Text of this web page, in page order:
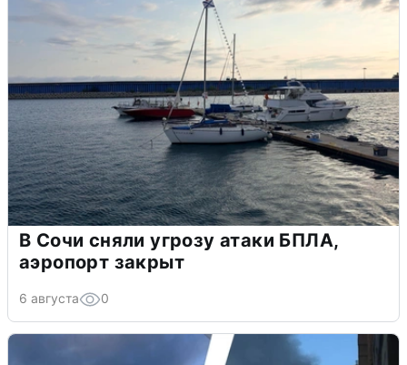
В Сочи сняли угрозу атаки БПЛА,
аэропорт закрыт
6 августа 0